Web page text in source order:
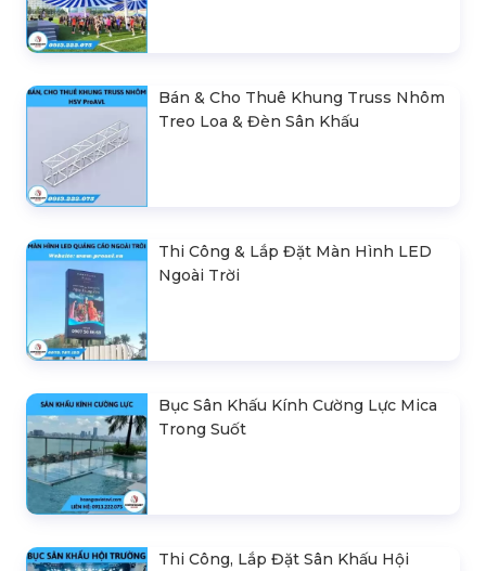
Bán & Cho Thuê Khung Truss Nhôm
Treo Loa & Đèn Sân Khấu
Thi Công & Lắp Đặt Màn Hình LED
Ngoài Trời
Bục Sân Khấu Kính Cường Lực Mica
Trong Suốt
Thi Công, Lắp Đặt Sân Khấu Hội